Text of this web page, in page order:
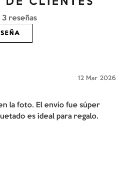
DE CLIENTES
3 reseñas
12 Mar 2026
la foto. El envío fue súper
es ideal para regalo.